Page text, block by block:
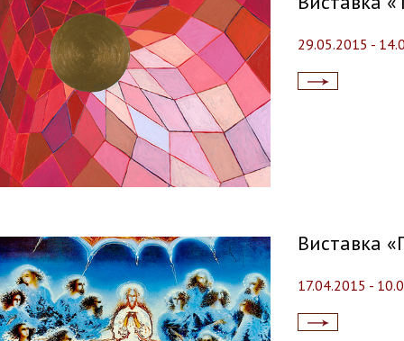
29.05.2015 -
Читати
Виставка
17.04.2015 -
Читати